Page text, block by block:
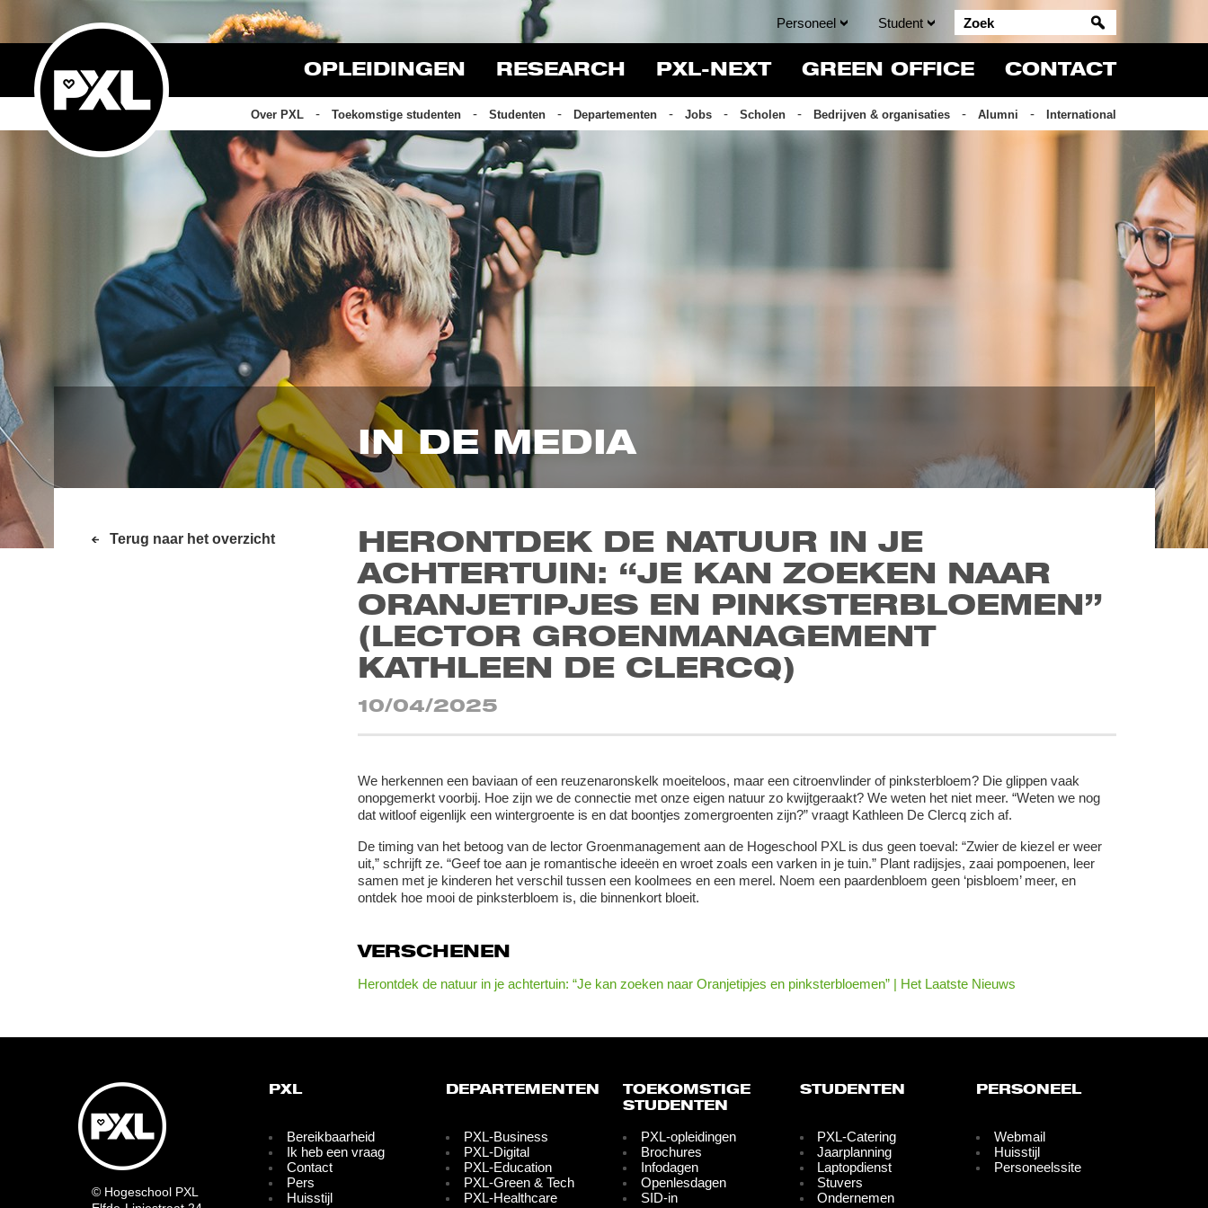
Personeel Student
OPLEIDINGEN RESEARCH PXL-NEXT GREEN OFFICE CONTACT
Over PXL Toekomstige studenten Studenten Departementen Jobs Scholen Bedrijven & organisaties Alumni International
IN DE MEDIA
Terug naar het overzicht
HERONTDEK DE NATUUR IN JE
ACHTERTUIN: “JE KAN ZOEKEN NAAR
ORANJETIPJES EN PINKSTERBLOEMEN”
(LECTOR GROENMANAGEMENT
KATHLEEN DE CLERCQ)
10/04/2025
We herkennen een baviaan of een reuzenaronskelk moeiteloos, maar een citroenvlinder of pinksterbloem? Die glippen vaak
onopgemerkt voorbij. Hoe zijn we de connectie met onze eigen natuur zo kwijtgeraakt? We weten het niet meer. “Weten we nog
dat witloof eigenlijk een wintergroente is en dat boontjes zomergroenten zijn?” vraagt Kathleen De Clercq zich af.
De timing van het betoog van de lector Groenmanagement aan de Hogeschool PXL is dus geen toeval: “Zwier de kiezel er weer
uit,” schrijft ze. “Geef toe aan je romantische ideeën en wroet zoals een varken in je tuin.” Plant radijsjes, zaai pompoenen, leer
samen met je kinderen het verschil tussen een koolmees en een merel. Noem een paardenbloem geen ‘pisbloem’ meer, en
ontdek hoe mooi de pinksterbloem is, die binnenkort bloeit.
VERSCHENEN
Herontdek de natuur in je achtertuin: “Je kan zoeken naar Oranjetipjes en pinksterbloemen” | Het Laatste Nieuws
© Hogeschool PXL
PXL
Bereikbaarheid
Ik heb een vraag
Contact
Pers
Huisstijl
DEPARTEMENTEN
PXL-Business
PXL-Digital
PXL-Education
PXL-Green & Tech
PXL-Healthcare
TOEKOMSTIGE
STUDENTEN
PXL-opleidingen
Brochures
Infodagen
Openlesdagen
SID-in
STUDENTEN
PXL-Catering
Jaarplanning
Laptopdienst
Stuvers
Ondernemen
PERSONEEL
Webmail
Huisstijl
Personeelssite